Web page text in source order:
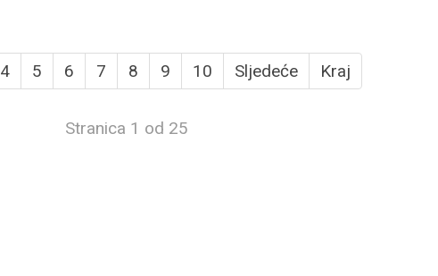
4 5 6 7 8 9 10 Sljedeće Kraj
Stranica 1 od 25